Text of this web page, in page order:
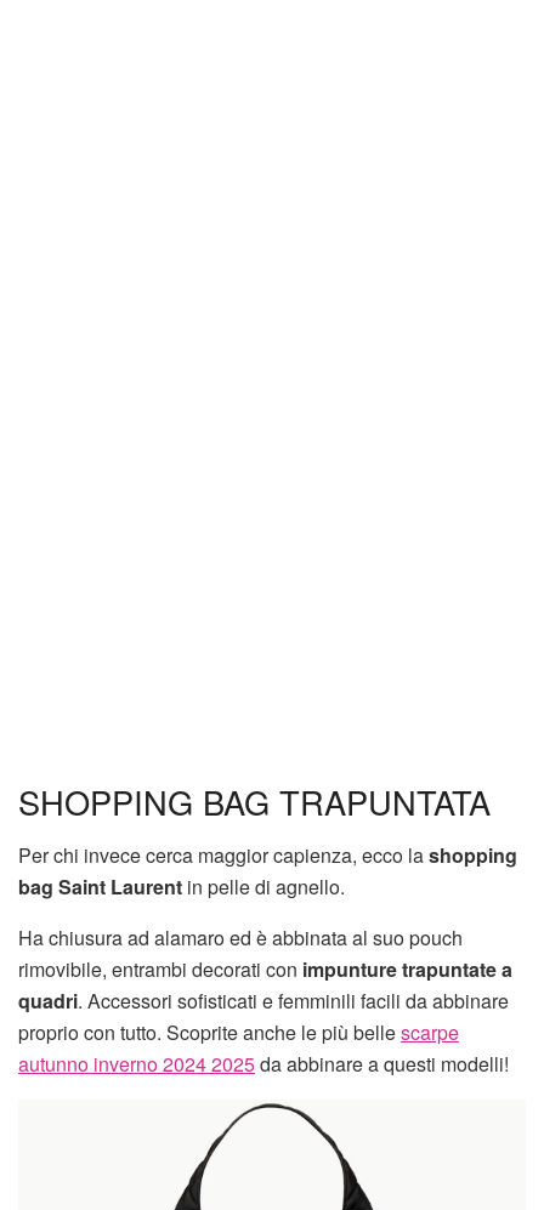
SHOPPING BAG TRAPUNTATA
Per chi invece cerca maggior capienza, ecco lashopping
bag Saint Laurent in pelle di agnello.
Ha chiusura ad alamaro ed è abbinata al suo pouch
rimovibile, entrambi decorati con impunture trapuntate a
quadri. Accessori sofisticati e femminili facili da abbinare
proprio con tutto. Scoprite anche le più bellescarpe
autunno inverno 2024 2025da abbinare a questi modelli!